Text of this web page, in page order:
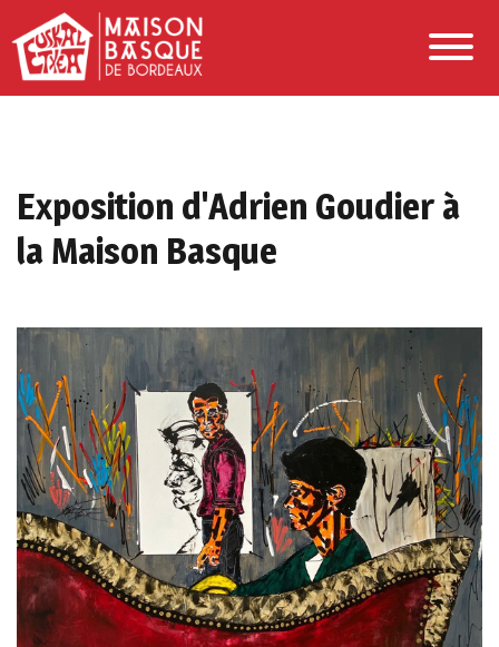
Exposition d'Adrien Goudier à
la Maison Basque